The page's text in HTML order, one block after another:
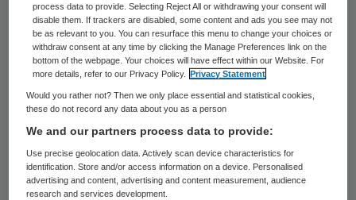
onderzochte websites, waaronder die van
Alzheimer Nederland en het Longfonds,
adverteerders inzage geven in het
zoekgedrag van mensen.
Volgens de bond is dat “heel kwalijk” en een
overtreding van de telecomwet. “Als iemand
informatie zoekt over alcoholgebruik of een
ernstige ziekte op zo’n website, wordt dat
process data to provide. Selecting Reject All or withdrawing your consent will
disable them. If trackers are disabled, some content and ads you see may not
be as relevant to you. You can resurface this menu to change your choices or
withdraw consent at any time by clicking the Manage Preferences link on the
bottom of the webpage. Your choices will have effect within our Website. For
more details, refer to our Privacy Policy.
Privacy Statement
Would you rather not? Then we only place essential and statistical cookies,
these do not record any data about you as a person
We and our partners process data to provide:
Use precise geolocation data. Actively scan device characteristics for
identification. Store and/or access information on a device. Personalised
advertising and content, advertising and content measurement, audience
research and services development.